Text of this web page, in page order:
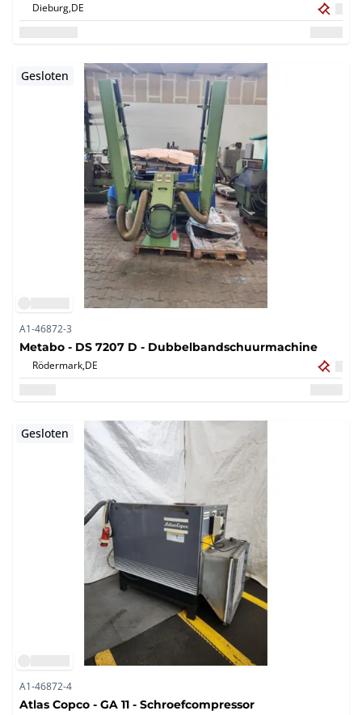
Dieburg,DE
Gesloten
A1-46872-3
Metabo - DS 7207 D - Dubbelbandschuurmachine
Rödermark,DE
Gesloten
A1-46872-4
Atlas Copco - GA 11 - Schroefcompressor